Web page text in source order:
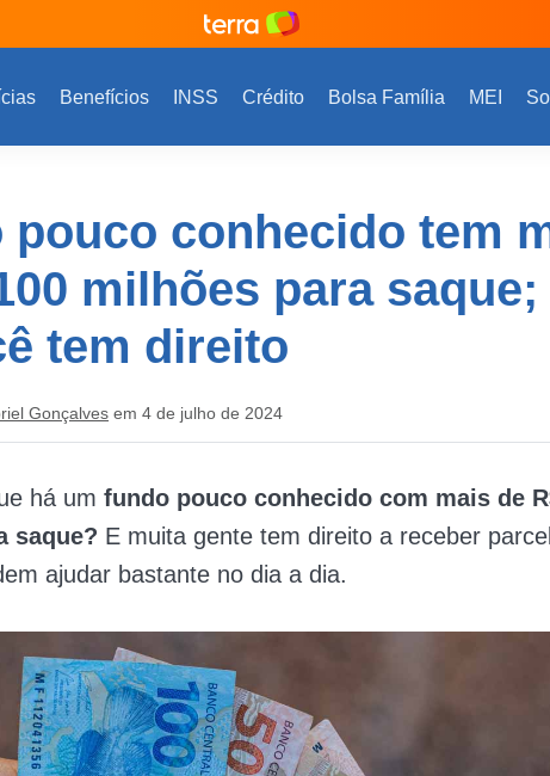
Benefícios INSS Crédito Bolsa Família MEI
pouco conhecido tem
milhões para
tem direito
Gonçalves em 4 de julho de 2024
há um fundo pouco conhecido com mais de
saque? E muita gente tem direito a receber
ajudar bastante no dia a dia.